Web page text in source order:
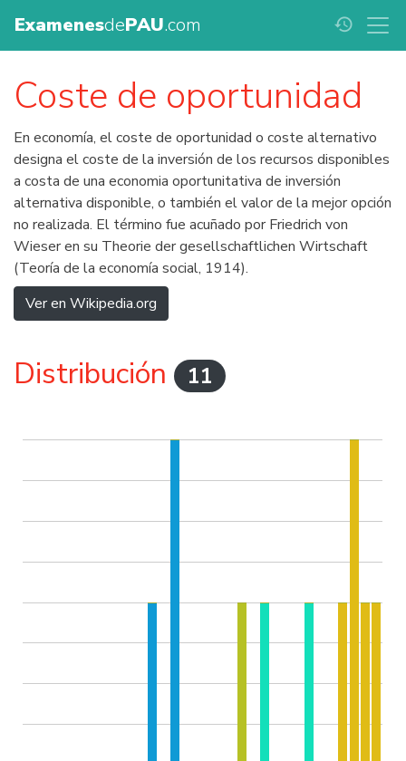
ExamenesdePAU.com history
Coste de oportunidad
En economía, el coste de oportunidad o coste alternativo
designa el coste de la inversión de los recursos disponibles
a costa de una economia oportunitativa de inversión
alternativa disponible, o también el valor de la mejor opción
no realizada. El término fue acuñado por Friedrich von
Wieser en su Theorie der gesellschaftlichen Wirtschaft
(Teoría de la economía social, 1914).
Ver en Wikipedia.org
Distribución 11